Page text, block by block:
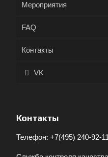
Мероприятия
FAQ
Контакты
VK
Контакты
Телефон: +7(495) 240-92-11